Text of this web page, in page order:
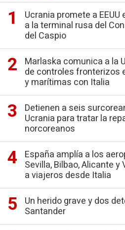
Ucrania promete a
a la terminal rusa del
del Caspio
Marlaska comunica a la
de controles fronterizos
y marítimas con Italia
Detienen a seis
Ucrania para tratar la
norcoreanos
España amplía a los
Sevilla, Bilbao, Alicante
a viajeros desde Italia
Un herido grave y dos
Santander